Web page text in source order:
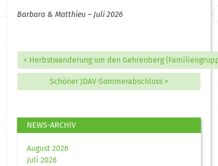
Barbara & Matthieu – Juli 2026
< Herbstwanderung um den Gehrenberg
Schöner JDAV-Sommerabschluss >
NEWS-ARCHIV
August 2026
Juli 2026